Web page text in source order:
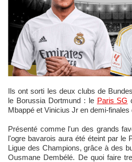
Ils ont sorti les deux clubs de Bundesliga, le Bayern Munich et
le Borussia Dortmund : le Paris SG
Mbappé et Vinicius Jr en demi-
Présenté comme l'un des grands
l'ogre bavarois aura été éteint par le
Ligue des Champions, grâce à des
Ousmane Dembélé. De quoi faire